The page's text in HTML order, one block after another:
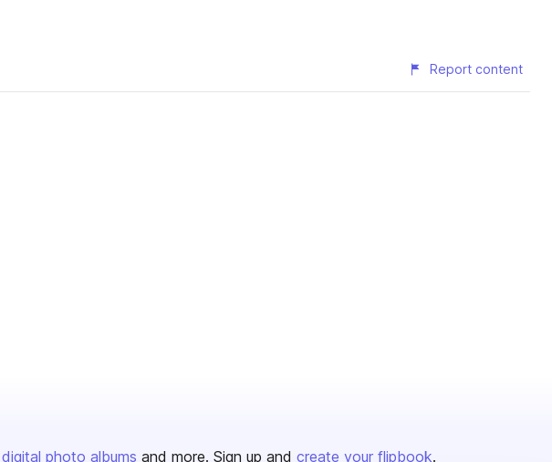
Report content
digital photo albums and more. Sign up and create your flipbook.